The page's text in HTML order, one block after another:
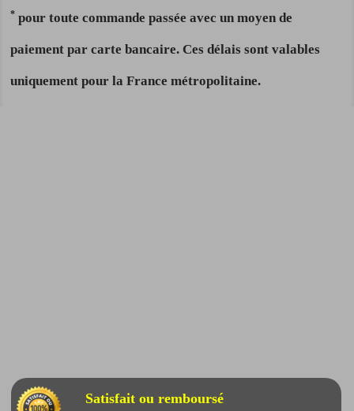
* pour toute commande passée avec un moyen de
paiement par carte bancaire. Ces délais sont valables
uniquement pour la France métropolitaine.
Satisfait ou remboursé